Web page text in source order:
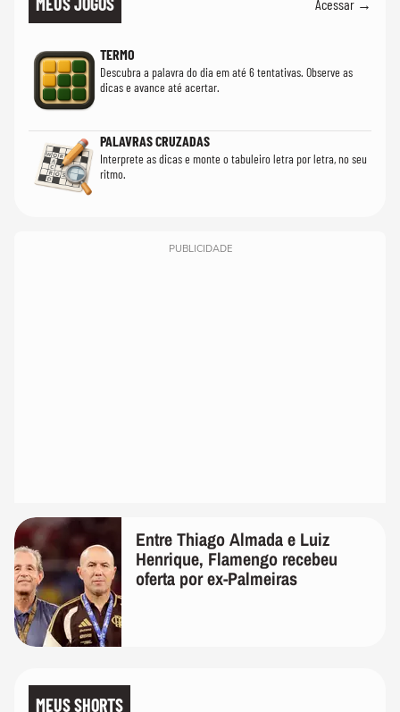
Acessar →
TERMO
Descubra a palavra do dia em até 6 tentativas. Observe as
dicas e avance até acertar.
PALAVRAS CRUZADAS
Interprete as dicas e monte o tabuleiro letra por letra, no seu
ritmo.
PUBLICIDADE
Entre Thiago Almada e Luiz
Henrique, Flamengo recebeu
oferta por ex-Palmeiras
MEUS SHORTS